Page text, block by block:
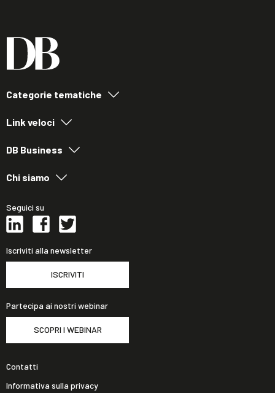
Categorie tematiche
Link veloci
DB Business
Chi siamo
Seguici su
Iscriviti alla newsletter
ISCRIVITI
Partecipa ai nostri webinar
SCOPRI I WEBINAR
Contatti
Informativa sulla privacy